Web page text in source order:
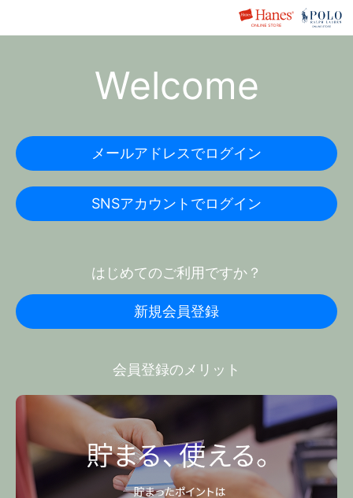
Welcome
メールアドレスでログイン
SNSアカウントでログイン
はじめてのご利用ですか？
新規会員登録
会員登録のメリット